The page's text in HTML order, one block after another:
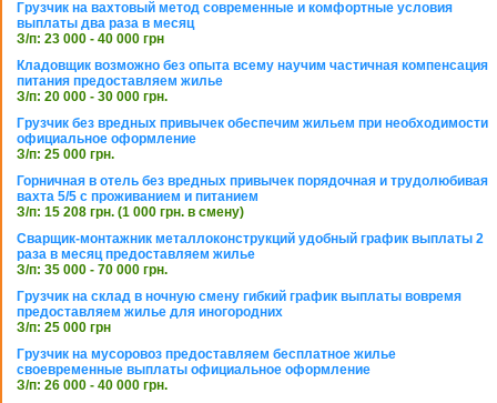
Грузчик на вахтовый метод современные и комфортные условия
выплаты два раза в месяц
З/п: 23 000 - 40 000 грн
Кладовщик возможно без опыта всему научим частичная компенсация
питания предоставляем жилье
З/п: 20 000 - 30 000 грн.
Грузчик без вредных привычек обеспечим жильем при необходимости
официальное оформление
З/п: 25 000 грн.
Горничная в отель без вредных привычек порядочная и трудолюбивая
вахта 5/5 с проживанием и питанием
З/п: 15 208 грн. (1 000 грн. в смену)
Сварщик-монтажник металлоконструкций удобный график выплаты 2
раза в месяц предоставляем жилье
З/п: 35 000 - 70 000 грн.
Грузчик на склад в ночную смену гибкий график выплаты вовремя
предоставляем жилье для иногородних
З/п: 25 000 грн
Грузчик на мусоровоз предоставляем бесплатное жилье
своевременные выплаты официальное оформление
З/п: 26 000 - 40 000 грн.